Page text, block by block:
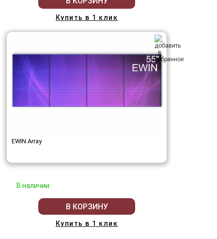
Купить в 1 клик
EWIN Array
В наличии
В КОРЗИНУ
Купить в 1 клик